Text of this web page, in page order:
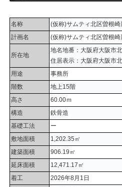
名称
(仮称)サムティ北区曽根
計画名
(仮称)サムティ北区曽根
所在地
地名地番：大阪府大阪市
住居表示：大阪府大阪市
用途
事務所
階数
地上15階
高さ
60.00ｍ
構造
鉄骨造
基礎工法
ー
敷地面積
1,202.35㎡
建築面積
906.19㎡
延床面積
12,471.17㎡
着工
2026年8月1日